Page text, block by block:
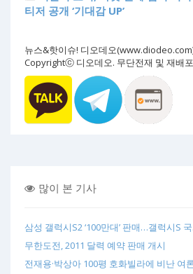
티저 공개 ‘기대감 UP’
뉴스&핫이슈! 디오데오
Copyrightⓒ 디오데오. 무단전재 및 재배
많이 본 기사
삼성 갤럭시S2 ‘100만대’ 판매…갤럭시S
무한도전, 2011 달력 예약 판매 개시
전재용·박상아 100평 호화빌라에 비난 여